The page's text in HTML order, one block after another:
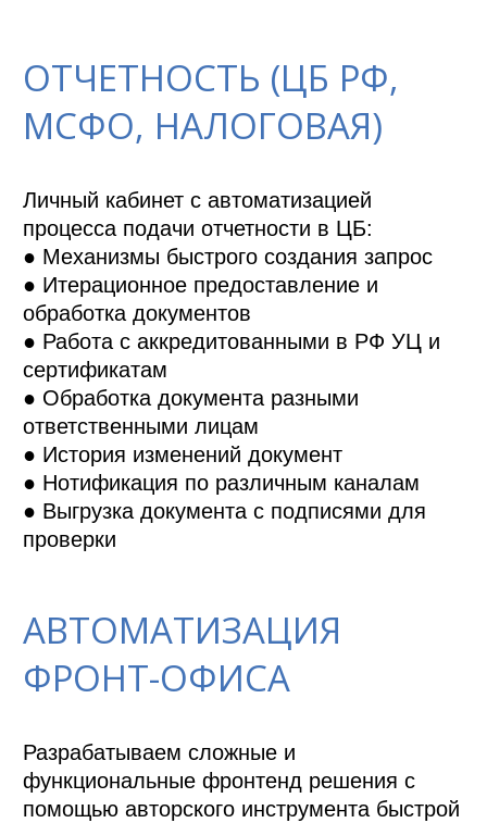
ОТЧЕТНОСТЬ (ЦБ РФ,
МСФО, НАЛОГОВАЯ)
Личный кабинет с автоматизацией
процесса подачи отчетности в ЦБ:
● Механизмы быстрого создания запрос
● Итерационное предоставление и
обработка документов
● Работа с аккредитованными в РФ УЦ и
сертификатам
● Обработка документа разными
ответственными лицам
● История изменений документ
● Нотификация по различным каналам
● Выгрузка документа с подписями для
проверки
АВТОМАТИЗАЦИЯ
ФРОНТ-ОФИСА
Разрабатываем сложные и
функциональные фронтенд решения с
помощью авторского инструмента быстрой